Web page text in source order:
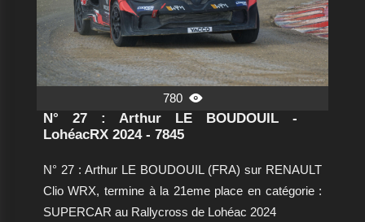
780 
N° 27 : Arthur LE BOUDOUIL -
LohéacRX 2024 - 7845
N° 27 : Arthur LE BOUDOUIL (FRA) sur RENAULT
Clio WRX, termine à la 21eme place en catégorie :
SUPERCAR au Rallycross de Lohéac 2024